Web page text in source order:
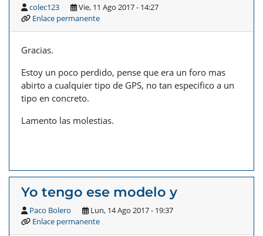
colec123
Vie, 11 Ago 2017 - 14:27
Enlace permanente
Gracias.
Estoy un poco perdido, pense que era un foro mas
abirto a cualquier tipo de GPS, no tan especifico a un
tipo en concreto.
Lamento las molestias.
Yo tengo ese modelo y
Paco Bolero
Lun, 14 Ago 2017 - 19:37
Enlace permanente